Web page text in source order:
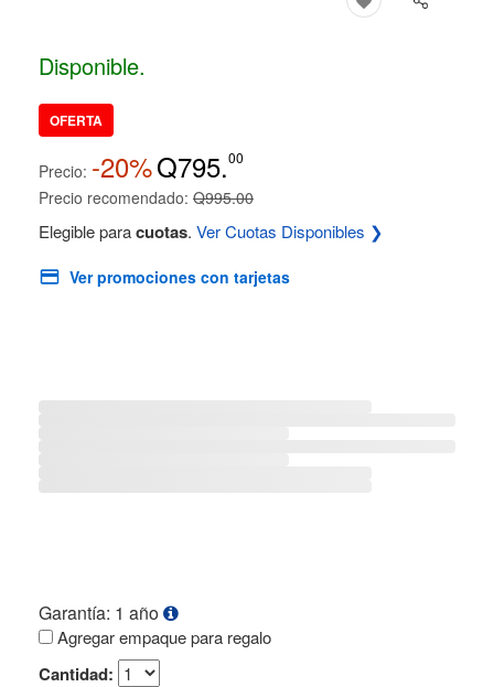
Disponible.
OFERTA
Precio: -20%Q795.00
Precio recomendado: Q995.00
Elegible paracuotas. Ver Cuotas Disponibles ❯
Ver promociones con tarjetas
Garantía: 1 año
Agregar empaque para regalo
Cantidad: